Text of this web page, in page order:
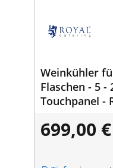
Weinkühler
Flaschen - 5 -
Touchpanel -
699,00 €